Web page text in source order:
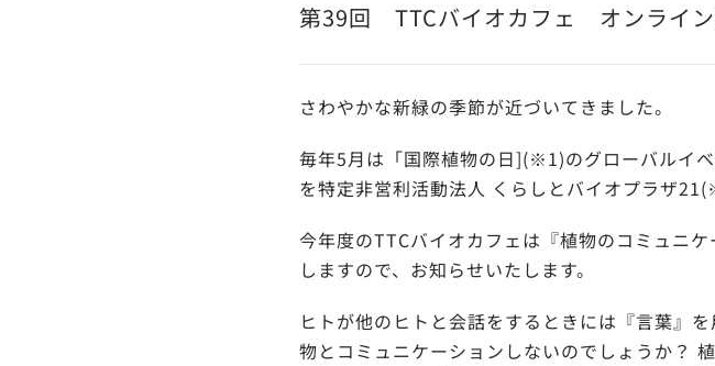
第39回 TTCバイオカフェ オンライン
さわやかな新緑の季節が近づいてきました。
毎年5月は「国際植物の日](※1)のグローバルイ
を特定非営利活動法人 くらしとバイオプラザ
今年度のTTCバイオカフェは『植物のコミュニ
しますので、お知らせいたします。
ヒトが他のヒトと会話をするときには『言葉』
物とコミュニケーションしないのでしょうか？